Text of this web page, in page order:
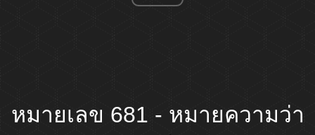
หมายเลข 681 - หมายความว่า